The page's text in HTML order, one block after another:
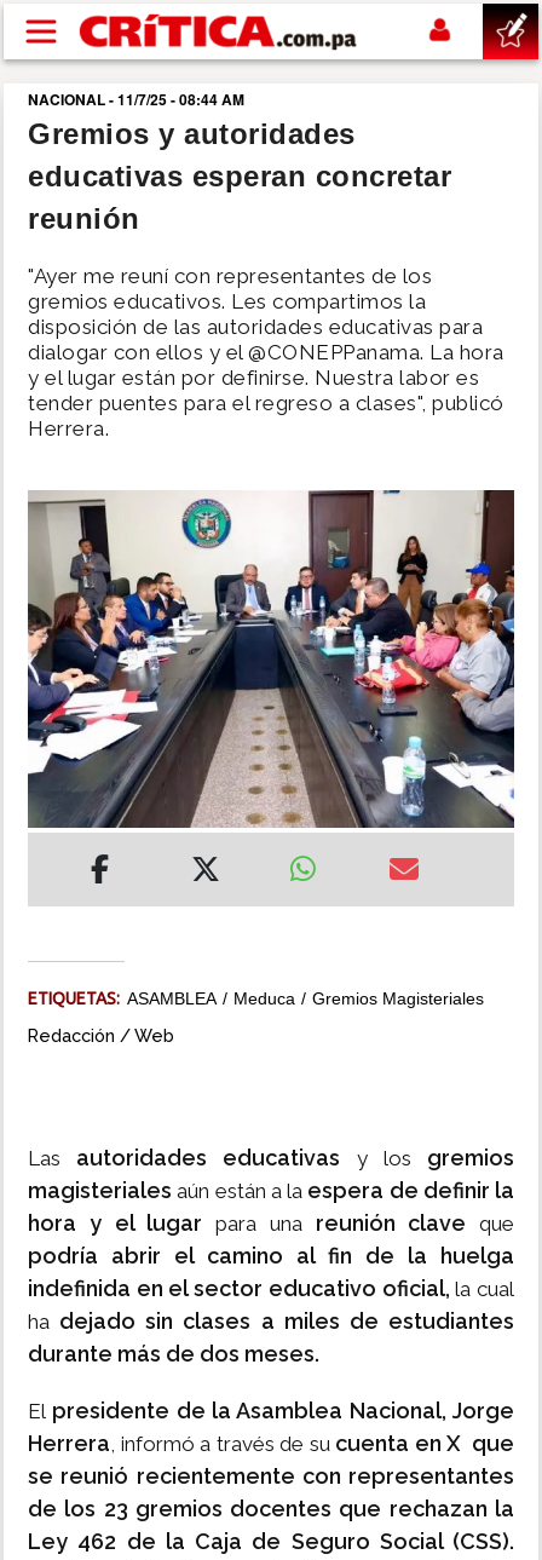
Pasar al contenido principal
buscar
SUCESOS
POLÍTICA
SHOW
MUNDO
INSÓLITAS
MULTIMEDIA
IMPRESO
NACIONAL - 11/7/25 - 08:44 AM
Gremios y autoridades
educativas esperan concretar
reunión
"Ayer me reuní con representantes de los
gremios educativos. Les compartimos la
disposición de las autoridades educativas para
dialogar con ellos y el @CONEPPanama. La hora
y el lugar están por definirse. Nuestra labor es
tender puentes para el regreso a clases", publicó
Herrera.
ETIQUETAS: ASAMBLEA Meduca Gremios Magisteriales
Redacción / Web
Las autoridades educativas y los gremios
magisteriales aún están a la espera de definir la
hora y el lugar para una reunión clave que
podría abrir el camino al fin de la huelga
indefinida en el sector educativo oficial,la cual
ha dejado sin clases a miles de estudiantes
durante más de dos meses.
El presidente de la Asamblea Nacional, Jorge
Herrera, informó a través de su cuenta en X que
se reunió recientemente con representantes
de los 23 gremios docentes que rechazan la
Ley 462 de la Caja de Seguro Social (CSS).